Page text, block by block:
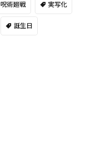
呪術廻戦 実写化
誕生日